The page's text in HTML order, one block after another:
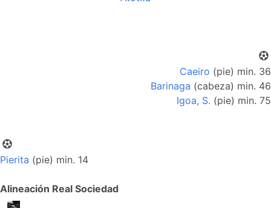
Caeiro (pie) min. 36
Barinaga (cabeza) min. 46
Igoa, S. (pie) min. 75
Pierita (pie) min. 14
Alineación Real Sociedad